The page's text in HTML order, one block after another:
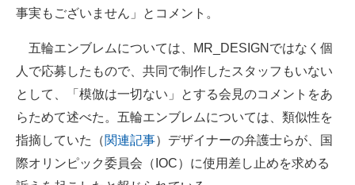
事実もございません」とコメント。
五輪エンブレムについては、MR_DESIGNではなく個
人で応募したもので、共同で制作したスタッフもいない
として、「模倣は一切ない」とする会見のコメントをあ
らためて述べた。五輪エンブレムについては、類似性を
指摘していた（関連記事）デザイナーの弁護士らが、国
際オリンピック委員会（IOC）に使用差し止めを求める